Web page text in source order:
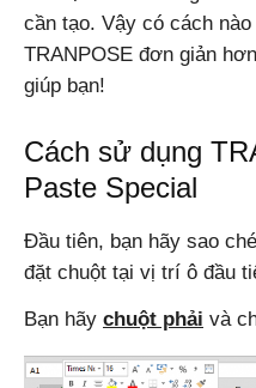
cần tạo. Vậy có cách
TRANPOSE đơn giản
giúp bạn!
Cách sử dụng
Paste Special
Đầu tiên, bạn hãy sao
đặt chuột tại vị trí ô đầu
Bạn hãy chuột phải và